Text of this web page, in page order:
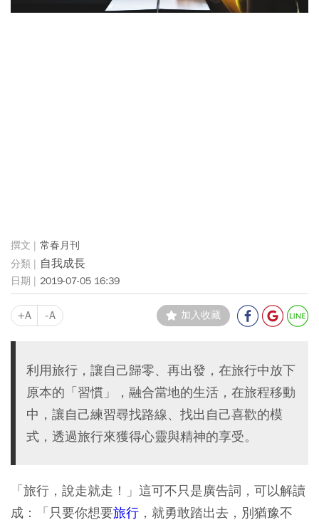
常春月刊
自我成長
2019-07-05 16:39
+A -A 加入收藏
利用旅行，讓自己歸零、再出發，在旅行中放下
原本的「習慣」，融合當地的生活，在旅程移動
中，讓自己練習尋找路線、找出自己喜歡的模
式，透過旅行來獲得心靈與精神的享受。
「旅行，說走就走！」這可不只是廣告詞，可以解讀
成：「只要你想要旅行 ，就勇敢踏出去，別猶豫不